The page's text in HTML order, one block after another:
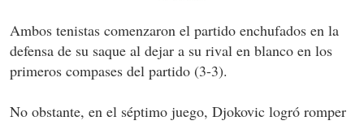
Ambos tenistas comenzaron el partido enchufados en la
defensa de su saque al dejar a su rival en blanco en los
primeros compases del partido (3-3).
No obstante, en el séptimo juego, Djokovic logró romper